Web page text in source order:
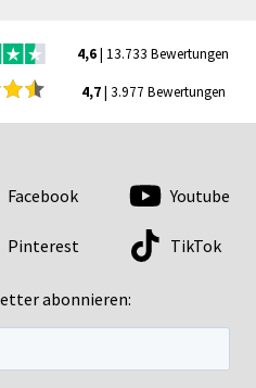
4,6| 13.733 Bewertungen
4,7| 3.977 Bewertungen
abonnieren:
Facebook Youtube
Pinterest TikTok